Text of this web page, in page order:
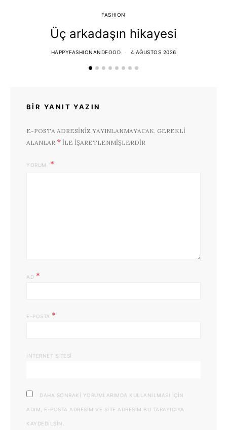
FASHION
Üç arkadaşın hikayesi
HAPPYFASHIONANDFOOD 4 AĞUSTOS 2026
BIR YANIT YAZIN
E-POSTA ADRESINIZ YAYINLANMAYACAK. GEREKLI
ALANLAR * ILE IŞARETLENMIŞLERDIR
YORUM
AD *
E-POSTA *
İNTERNET SITESI
DAHA SONRAKI YORUMLARIMDA KULLANILMASI IÇIN
ADIM, E-POSTA ADRESIM VE SITE ADRESIM BU TARAYICIYA
KAYDEDILSIN.